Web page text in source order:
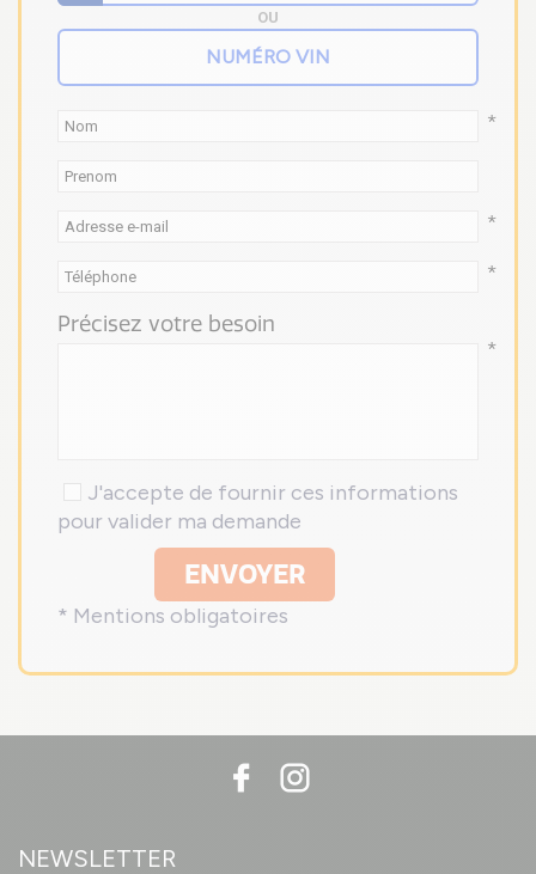
OU
*
*
*
Précisez votre besoin
*
J'accepte de fournir ces informations
pour valider ma demande
ENVOYER
* Mentions obligatoires
NEWSLETTER